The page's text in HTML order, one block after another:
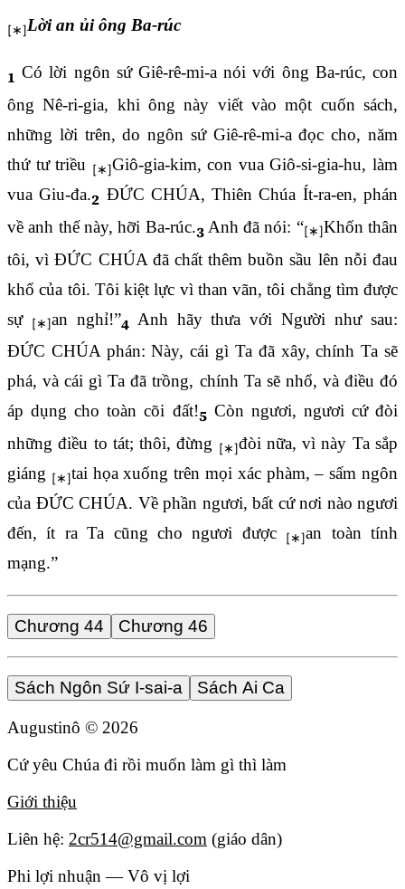
Lời an ủi ông Ba-rúc
1 Có lời ngôn sứ Giê-rê-mi-a nói với ông Ba-rúc, con
ông Nê-ri-gia, khi ông này viết vào một cuốn sách,
những lời trên, do ngôn sứ Giê-rê-mi-a đọc cho, năm
thứ tư triều
Giô-gia-kim, con vua Giô-si-gia-hu, làm
vua Giu-đa.2 ĐỨC CHÚA, Thiên Chúa Ít-ra-en, phán
về anh thế này, hỡi Ba-rúc.3 Anh đã nói: “
Khốn thân
tôi, vì ĐỨC CHÚA đã chất thêm buồn sầu lên nỗi đau
khổ của tôi. Tôi kiệt lực vì than vãn, tôi chẳng tìm được
sự
an nghỉ!”4 Anh hãy thưa với Người như sau:
ĐỨC CHÚA phán: Này, cái gì Ta đã xây, chính Ta sẽ
phá, và cái gì Ta đã trồng, chính Ta sẽ nhổ, và điều đó
áp dụng cho toàn cõi đất!5 Còn ngươi, ngươi cứ đòi
những điều to tát; thôi, đừng
đòi nữa, vì này Ta sắp
giáng
tai họa xuống trên mọi xác phàm, – sấm ngôn
của ĐỨC CHÚA. Về phần ngươi, bất cứ nơi nào ngươi
đến, ít ra Ta cũng cho ngươi được
an toàn tính
mạng.”
Chương 44 Chương 46
Sách Ngôn Sứ I-sai-a Sách Ai Ca
Augustinô © 2026
Cứ yêu Chúa đi rồi muốn làm gì thì làm
Giới thiệu
Liên hệ: 2cr514@gmail.com (giáo dân)
Phi lợi nhuận — Vô vị lợi